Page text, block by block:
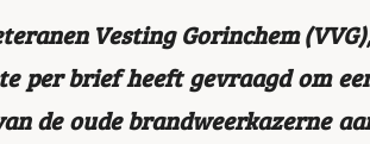
Vesting Gorinchem
per brief heeft gevraagd om
de oude brandweerkazerne